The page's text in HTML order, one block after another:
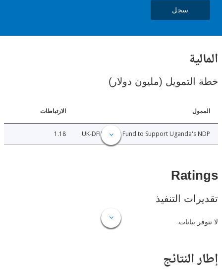
(مليون دولار)
الارتباطات
UK-DFID Trust Fund to Support Uganda's
1.18
التنفيذ
بيانات.